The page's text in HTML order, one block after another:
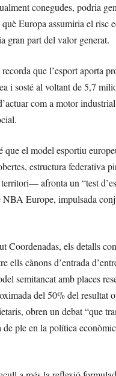
conegudes, podria
Europa assumiria el risc
gran part del valor generat.
que l’esport aporta
i sosté al voltant de 5,7
com a motor
que el model esportiu
estructura federativa
afronta un “test
NBA Europe, impulsada
Coordenadas, els detalls
ells cànons d’entrada
semitancat amb places
del 50% del resultat
obren un debat “que
de ple en la política